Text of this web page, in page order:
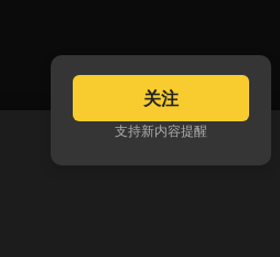
关注
支持新内容提醒